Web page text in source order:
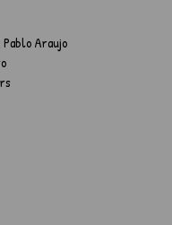
Pablo Araujo